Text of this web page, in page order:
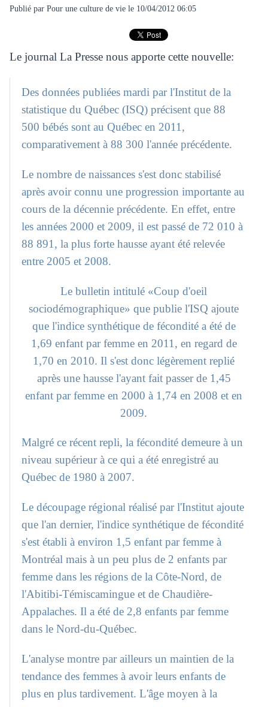
Publié par Pour une culture de viele 10/04/2012 06:05
Le journal La Presse nous apporte cette nouvelle:
Des données publiées mardi par l'Institut de la
statistique du Québec (ISQ) précisent que 88
500 bébés sont au Québec en 2011,
comparativement à 88 300 l'année précédente.
Le nombre de naissances s'est donc stabilisé
après avoir connu une progression importante au
cours de la décennie précédente. En effet, entre
les années 2000 et 2009, il est passé de 72 010 à
88 891, la plus forte hausse ayant été relevée
entre 2005 et 2008.
Le bulletin intitulé «Coup d'oeil
sociodémographique» que publie l'ISQ ajoute
que l'indice synthétique de fécondité a été de
1,69 enfant par femme en 2011, en regard de
1,70 en 2010. Il s'est donc légèrement replié
après une hausse l'ayant fait passer de 1,45
enfant par femme en 2000 à 1,74 en 2008 et en
2009.
Malgré ce récent repli, la fécondité demeure à un
niveau supérieur à ce qui a été enregistré au
Québec de 1980 à 2007.
Le découpage régional réalisé par l'Institut ajoute
que l'an dernier, l'indice synthétique de fécondité
s'est établi à environ 1,5 enfant par femme à
Montréal mais à un peu plus de 2 enfants par
femme dans les régions de la Côte-Nord, de
l'Abitibi-Témiscamingue et de Chaudière-
Appalaches. Il a été de 2,8 enfants par femme
dans le Nord-du-Québec.
L'analyse montre par ailleurs un maintien de la
tendance des femmes à avoir leurs enfants de
plus en plus tardivement. L'âge moyen à la